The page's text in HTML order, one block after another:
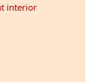
interior